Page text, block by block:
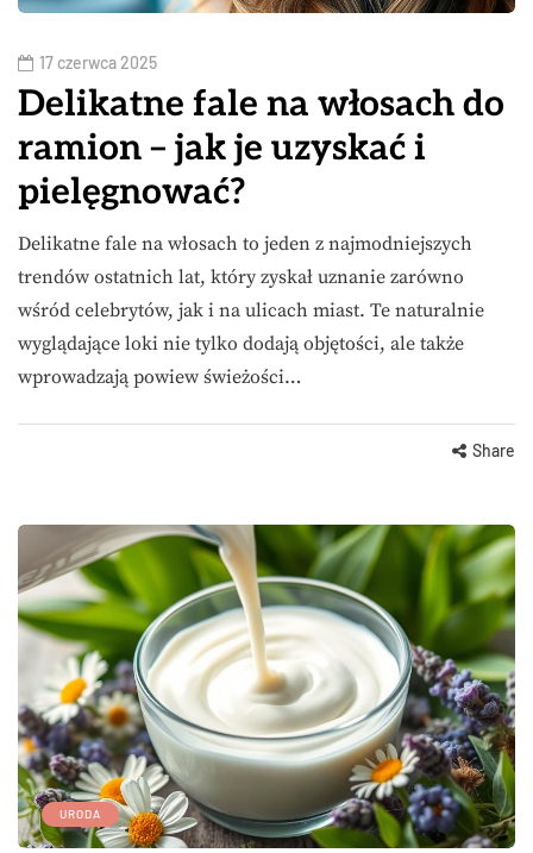
17 czerwca 2025
Delikatne fale na włosach do
ramion – jak je uzyskać i
pielęgnować?
Delikatne fale na włosach to jeden z najmodniejszych
trendów ostatnich lat, który zyskał uznanie zarówno
wśród celebrytów, jak i na ulicach miast. Te naturalnie
wyglądające loki nie tylko dodają objętości, ale także
wprowadzają powiew świeżości…
Share
URODA